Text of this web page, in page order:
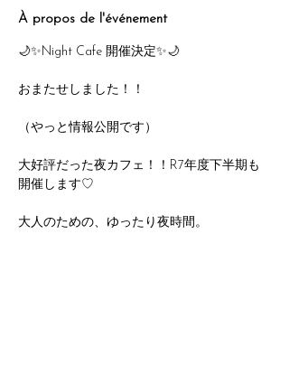
À propos de l'événement
🌙✨Night Cafe 開催決定✨🌙
おまたせしました！！
（やっと情報公開です）
大好評だった夜カフェ！！R7年度下半期も
開催します♡
大人のための、ゆったり夜時間。